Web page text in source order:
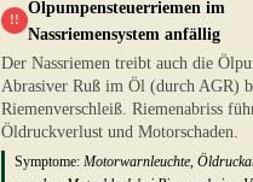
!!
Ölpumpensteuerriemen im
Nassriemensystem anfällig
Der Nassriemen treibt auch die
Abrasiver Ruß im Öl (durch AGR)
Riemenverschleiß. Riemenabriss
Öldruckverlust und Motorschaden.
Symptome: Motorwarnleuchte,